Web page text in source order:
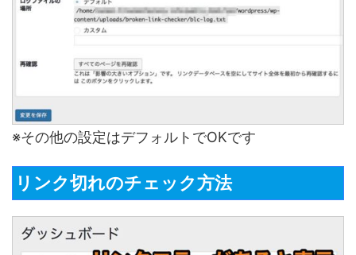
※その他の設定はデフォルトでOKです
リンク切れのチェック方法